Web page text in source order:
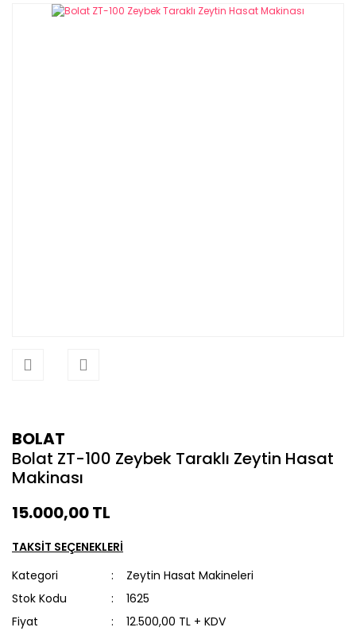
BOLAT
Bolat ZT-100 Zeybek Taraklı Zeytin Hasat
Makinası
15.000,00 TL
TAKSİT SEÇENEKLERİ
Kategori
Zeytin Hasat Makineleri
Stok Kodu
1625
Fiyat
12.500,00 TL + KDV